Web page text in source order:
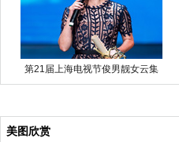
第21届上海电视节俊男靓女云集
美图欣赏